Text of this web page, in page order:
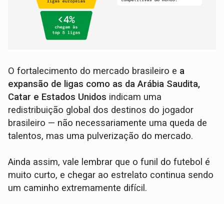
O fortalecimento do mercado brasileiro e a
expansão de ligas como as da Arábia Saudita,
Catar e Estados Unidos indicam uma
redistribuição global dos destinos do jogador
brasileiro — não necessariamente uma queda de
talentos, mas uma pulverização do mercado.
Ainda assim, vale lembrar que o funil do futebol é
muito curto, e chegar ao estrelato continua sendo
um caminho extremamente difícil.